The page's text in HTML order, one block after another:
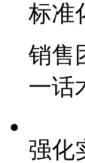
标准
销售
一话
强化